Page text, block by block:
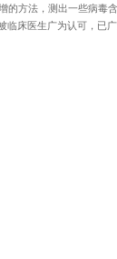
的方法，测出一些病毒
临床医生广为认可，已